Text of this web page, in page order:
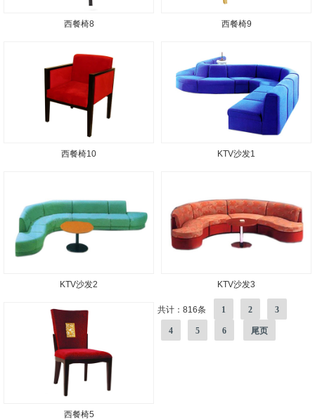
西餐椅8 西餐椅9
西餐椅10 KTV沙发1
KTV沙发2 KTV沙发3
西餐椅5
共计：816条 1 2 3
4 5 6 尾页